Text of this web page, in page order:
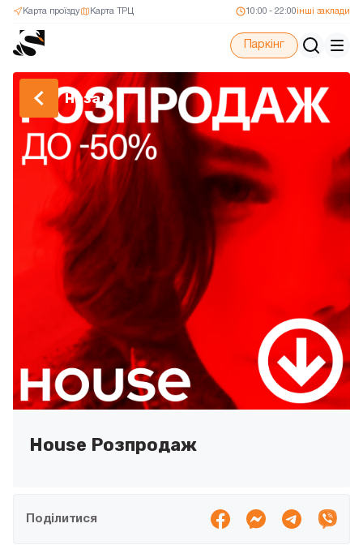
Карта ТРЦ
Карта проїзду 10:00 - 22:00 інші заклади
Паркінг
Назад
House Розпродаж
Поділитися